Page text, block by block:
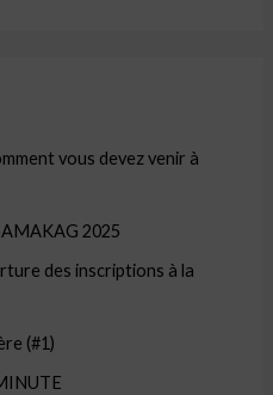
vous devez venir à
2025
des inscriptions à la
(#1)